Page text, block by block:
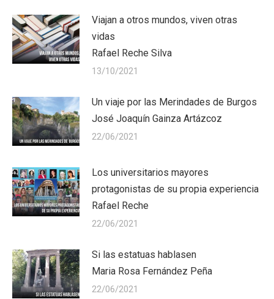
Viajan a otros mundos, viven otras
vidas
Rafael Reche Silva
13/10/2021
Un viaje por las Merindades de Burgos
José Joaquín Gainza Artázcoz
22/06/2021
Los universitarios mayores
protagonistas de su propia experiencia
Rafael Reche
22/06/2021
Si las estatuas hablasen
Maria Rosa Fernández Peña
22/06/2021